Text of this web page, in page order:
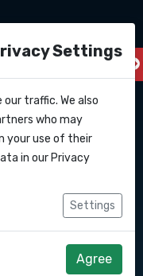
Contact
Settings
traffic. We also
who may
your use of their
in our Privacy
Settings
Agree